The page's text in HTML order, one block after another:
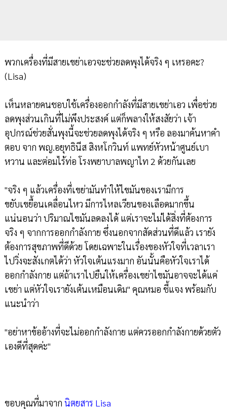
พวกเครื่องที่มีสายเขย่าเอวจะช่วยลดพุงได้จริง ๆ เหรอคะ?
(Lisa)
เห็นหลายคนชอบใช้เครื่องออกกำลังที่มีสายเขย่าเอว เพื่อช่วย
ลดพุงส่วนเกินที่ไม่พึงประสงค์ แต่ก็พลางให้สงสัยว่า เจ้า
อุปกรณ์ช่วยสั่นพุงนี้จะช่วยลดพุงได้จริง ๆ หรือ ลองมาค้นหาคำ
ตอบ จาก พญ.อยุทธินีส สิงหโกวินท์ แพทย์หัวหน้าศูนย์เบา
หวาน และต่อมไร้ท่อ โรงพยาบาลพญาไท 2 ด้วยกันเลย
"จริง ๆ แล้วเครื่องที่เขย่ามันทำให้ไขมันของเรามีการ
ขยับเขยื้อนเคลื่อนไหว มีการไหลเวียนของเลือดมากขึ้น
แน่นอนว่า ปริมาณไขมันลดลงได้ แต่เราจะไม่ได้สิ่งที่ต้องการ
จริง ๆ จากการออกกำลังกาย ซึ่งนอกจากสัดส่วนที่ดีแล้ว เรายัง
ต้องการสุขภาพที่ดีด้วย โดยเฉพาะในเรื่องของหัวใจที่เวลาเรา
ไปวิ่งจะสังเกตได้ว่า หัวใจเต้นแรงมาก อันนั้นคือหัวใจเราได้
ออกกำลังกาย แต่ถ้าเราไปยืนให้เครื่องเขย่าไขมันอาจจะได้แค่
เขย่า แต่หัวใจเรายังเต้นเหมือนเดิม" คุณหมอ ชี้แจง พร้อมกับ
แนะนำว่า
"อย่าหาข้ออ้างที่จะไม่ออกกำลังกาย แต่ควรออกกำลังกายด้วยตัว
เองดีที่สุดค่ะ"
ขอบคุณที่มาจาก นิตยสาร Lisa